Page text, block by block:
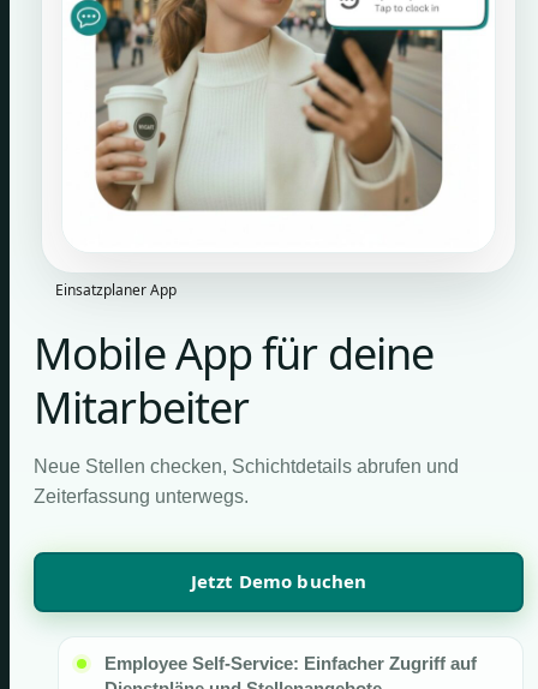
Einsatzplaner App
Mobile App für deine
Mitarbeiter
Neue Stellen checken, Schichtdetails abrufen und
Zeiterfassung unterwegs.
Jetzt Demo buchen
Employee Self-Service: Einfacher Zugriff auf